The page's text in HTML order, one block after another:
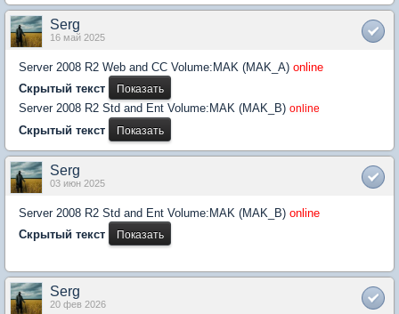
Serg
16 май 2025
Server 2008 R2 Web and CC Volume:MAK (MAK_A) online
Скрытый текст
Server 2008 R2 Std and Ent Volume:MAK (MAK_B) online
Скрытый текст
Serg
03 июн 2025
Server 2008 R2 Std and Ent Volume:MAK (MAK_B) online
Скрытый текст
Serg
20 фев 2026